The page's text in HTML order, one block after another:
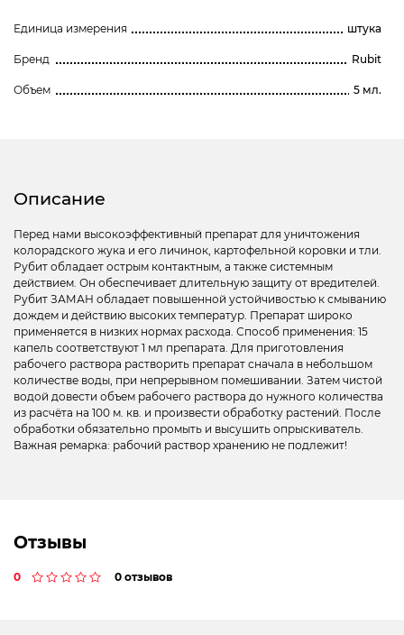
Единица измерения штука
Бренд Rubit
Объем 5 мл.
Описание
Перед нами высокоэффективный препарат для уничтожения
колорадского жука и его личинок, картофельной коровки и тли.
Рубит обладает острым контактным, а также системным
действием. Он обеспечивает длительную защиту от вредителей.
Рубит ЗАМАН обладает повышенной устойчивостью к смыванию
дождем и действию высоких температур. Препарат широко
применяется в низких нормах расхода. Способ применения: 15
капель соответствуют 1 мл препарата. Для приготовления
рабочего раствора растворить препарат сначала в небольшом
количестве воды, при непрерывном помешивании. Затем чистой
водой довести объем рабочего раствора до нужного количества
из расчёта на 100 м. кв. и произвести обработку растений. После
обработки обязательно промыть и высушить опрыскиватель.
Важная ремарка: рабочий раствор хранению не подлежит!
Отзывы
0 0 отзывов